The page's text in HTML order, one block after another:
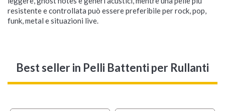
resistente e controllata può essere preferibile per rock, pop,
funk, metal e situazioni live.
Best sellerin Pelli Battenti per Rullanti